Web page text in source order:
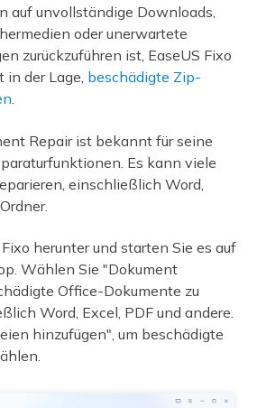
auf unvollständige Downloads,
oder unerwartete
zurückzuführen ist, EaseUS Fixo
in der Lage, beschädigte Zip-
.
Repair ist bekannt für seine
Es kann viele
einschließlich Word,
herunter und starten Sie es auf
Wählen Sie "Dokument
Office-Dokumente zu
Word, Excel, PDF und andere.
hinzufügen", um beschädigte